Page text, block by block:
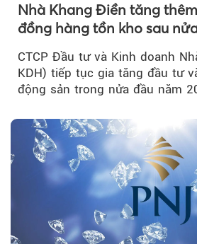
Nhà Khang Điền tăng
đồng hàng tồn kho sau
CTCP Đầu tư và Kinh doanh
KDH) tiếp tục gia tăng đầu tư
động sản trong nửa đầu năm